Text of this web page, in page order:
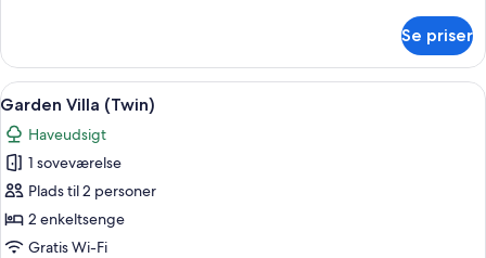
Villa
(Double)
Se priser
Indlæs
alle
billeder
af
Garden
Villa
(Twin)
Et værelse indrettet med bambus,
17
Garden Villa (Twin)
Haveudsigt
1 soveværelse
Plads til 2 personer
2 enkeltsenge
Gratis Wi-Fi